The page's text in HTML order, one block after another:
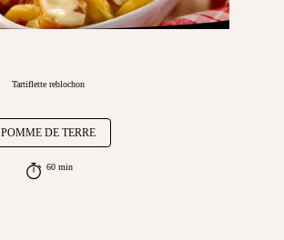
Tartiflette reblochon
POMME DE TERRE
60 min